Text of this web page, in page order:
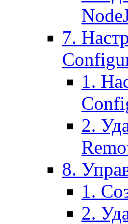
7.
1.
2.
8.
1.
2.